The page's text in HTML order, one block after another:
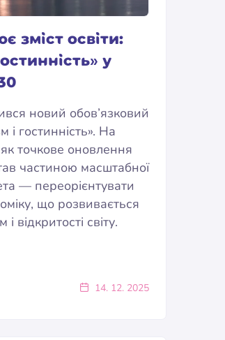
зміст освіти:
у
новий обов’язковий
гостинність». На
точкове оновлення
частиною масштабної
— переорієнтувати
що розвивається
відкритості світу.
14. 12. 2025